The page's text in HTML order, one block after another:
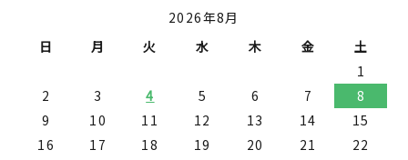
2026年8月
日
月 火 水 木 金
土
1
2
3 4 5 6 7
8
9
10 11 12 13 14
15
16
17 18 19 20 21
22